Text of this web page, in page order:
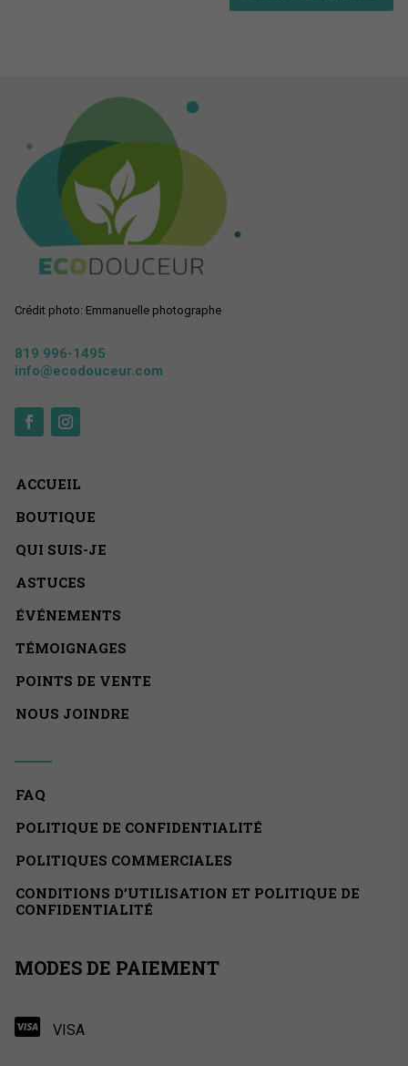
Crédit photo: Emmanuelle photographe
819 996-1495
info@ecodouceur.com
ACCUEIL
BOUTIQUE
QUI SUIS-JE
ASTUCES
ÉVÉNEMENTS
TÉMOIGNAGES
POINTS DE VENTE
NOUS JOINDRE
FAQ
POLITIQUE DE CONFIDENTIALITÉ
POLITIQUES COMMERCIALES
CONDITIONS D’UTILISATION ET POLITIQUE DE
CONFIDENTIALITÉ
MODES DE PAIEMENT
VISA